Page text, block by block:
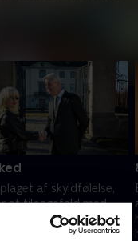
af skyldfølelse,
et tilbagefald med
beslutter hun sig for at
journalistikken.